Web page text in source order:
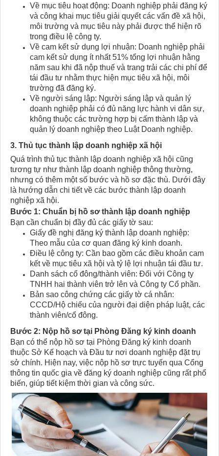
Về mục tiêu hoạt động: Doanh nghiệp phải đăng ký
và công khai mục tiêu giải quyết các vấn đề xã hội,
môi trường và mục tiêu này phải được thể hiện rõ
trong điều lệ công ty.
Về cam kết sử dụng lợi nhuận: Doanh nghiệp phải
cam kết sử dụng ít nhất 51% tổng lợi nhuận hằng
năm sau khi đã nộp thuế và trang trải các chi phí để
tái đầu tư nhằm thực hiện mục tiêu xã hội, môi
trường đã đăng ký.
Về người sáng lập: Người sáng lập và quản lý
doanh nghiệp phải có đủ năng lực hành vi dân sự,
không thuộc các trường hợp bị cấm thành lập và
quản lý doanh nghiệp theo Luật Doanh nghiệp.
3. Thủ tục thành lập doanh nghiệp xã hội​
Quá trình thủ tục thành lập doanh nghiệp xã hội cũng
tương tự như thành lập doanh nghiệp thông thường,
nhưng có thêm một số bước và hồ sơ đặc thù. Dưới đây
là hướng dẫn chi tiết về các bước thành lập doanh
nghiệp xã hội.
Bước 1: Chuẩn bị hồ sơ thành lập doanh nghiệp
Bạn cần chuẩn bị đầy đủ các giấy tờ sau:
Giấy đề nghị đăng ký thành lập doanh nghiệp:
Theo mẫu của cơ quan đăng ký kinh doanh.
Điều lệ công ty: Cần bao gồm các điều khoản cam
kết về mục tiêu xã hội và tỷ lệ lợi nhuận tái đầu tư.
Danh sách cổ đông/thành viên: Đối với Công ty
TNHH hai thành viên trở lên và Công ty Cổ phần.
Bản sao công chứng các giấy tờ cá nhân:
CCCD/Hộ chiếu của người đại diện pháp luật, các
thành viên/cổ đông.
Bước 2: Nộp hồ sơ tại Phòng Đăng ký kinh doanh
Bạn có thể nộp hồ sơ tại Phòng Đăng ký kinh doanh
thuộc Sở Kế hoạch và Đầu tư nơi doanh nghiệp đặt trụ
sở chính. Hiện nay, việc nộp hồ sơ trực tuyến qua Cổng
thông tin quốc gia về đăng ký doanh nghiệp cũng rất phổ
biến, giúp tiết kiệm thời gian và công sức.